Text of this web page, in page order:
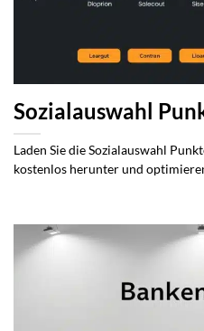
Sozialauswahl
Laden Sie die Sozialauswahl
kostenlos herunter und